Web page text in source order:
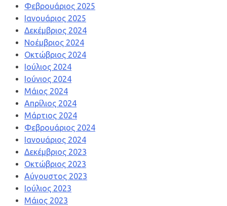
Φεβρουάριος 2025
Ιανουάριος 2025
Δεκέμβριος 2024
Νοέμβριος 2024
Οκτώβριος 2024
Ιούλιος 2024
Ιούνιος 2024
Μάιος 2024
Απρίλιος 2024
Μάρτιος 2024
Φεβρουάριος 2024
Ιανουάριος 2024
Δεκέμβριος 2023
Οκτώβριος 2023
Αύγουστος 2023
Ιούλιος 2023
Μάιος 2023